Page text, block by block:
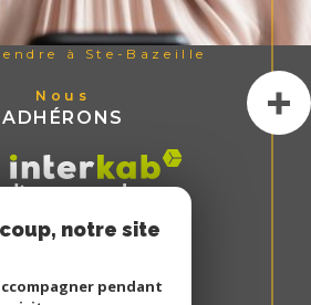
à Ste-Bazeille
Nous
ADHÉRONS
notre site
pendant